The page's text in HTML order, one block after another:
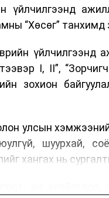
үйлчилгээнд
“Хөсөг” танхимд
үйлчилгээнд
I, II”,
зохион
улсын
шуурхай,
хангах нь